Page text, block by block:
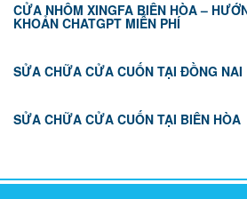
CỬA NHÔM XINGFA BIÊN HÒA –
KHOẢN CHATGPT MIỄN PHÍ
SỬA CHỮA CỬA CUỐN TẠI ĐỒNG NAI
SỬA CHỮA CỬA CUỐN TẠI BIÊN HÒA